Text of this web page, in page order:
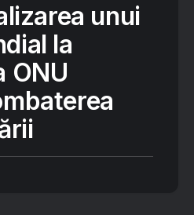
unui
la
ONU